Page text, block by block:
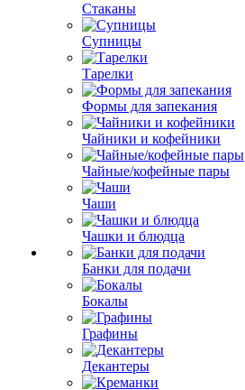
Стаканы
Супницы
Тарелки
Формы для запекания
Чайники и кофейники
Чайные/кофейные пары
Чаши
Чашки и блюдца
Банки для подачи
Бокалы
Графины
Декантеры